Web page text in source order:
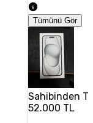
Tümünü Gör
Sahibinden
52.000 TL